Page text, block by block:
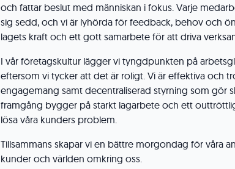
och fattar beslut med människan i fokus. Varje
sig sedd, och vi är lyhörda för feedback, behov och
lagets kraft och ett gott samarbete för att driva
I vår företagskultur lägger vi tyngdpunkten på
eftersom vi tycker att det är roligt. Vi är effektiva och
engagemang samt decentraliserad styrning som gör
framgång bygger på starkt lagarbete och ett
lösa våra kunders problem.
Tillsammans skapar vi en bättre morgondag för våra
kunder och världen omkring oss.